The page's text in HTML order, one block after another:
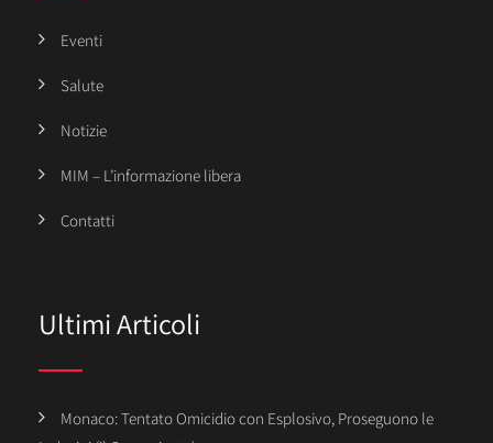
Eventi
Salute
Notizie
MIM – L’informazione libera
Contatti
Ultimi Articoli
Monaco: Tentato Omicidio con Esplosivo, Proseguono le